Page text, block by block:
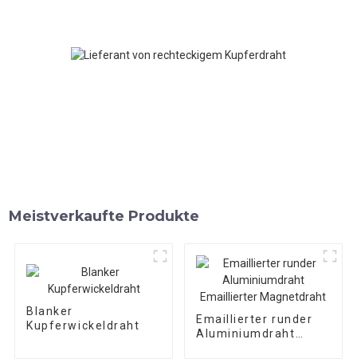
Meistverkaufte Produkte
Blanker
Kupferwickeldraht
Emaillierter runder
Aluminiumdraht